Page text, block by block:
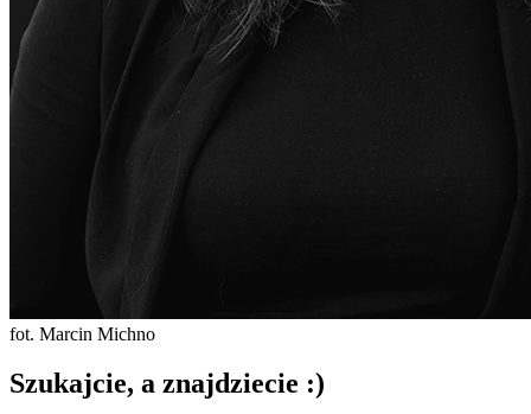
fot. Marcin Michno
Szukajcie, a znajdziecie :)